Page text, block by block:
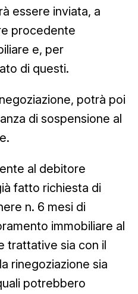
essere inviata, a
procedente
e, per
di questi.
potrà poi
di sospensione al
al debitore
fatto richiesta di
n. 6 mesi di
immobiliare al
trattative sia con il
rinegoziazione sia
potrebbero